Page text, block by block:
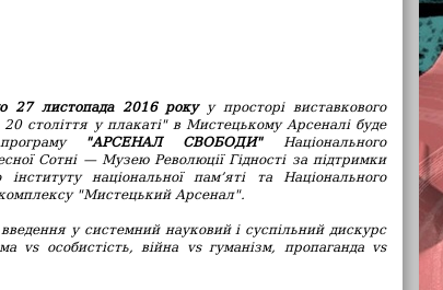
27 листопада 2016 рокуу просторі виставкового
століття у плакаті" в Мистецькому Арсеналі буде
програму
"АРСЕНАЛ СВОБОДИ"Національного
Сотні — Музею Революції Гідності за підтримки
національної пам’яті та Національного
"Мистецький Арсенал".
у системний науковий і суспільний дискурс
vs особистість, війна vs гуманізм, пропаганда vs